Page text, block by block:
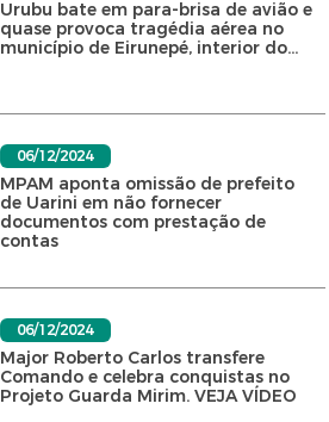
Urubu bate em para-brisa de avião e
quase provoca tragédia aérea no
município de Eirunepé, interior do...
06/12/2024
MPAM aponta omissão de prefeito
de Uarini em não fornecer
documentos com prestação de
contas
06/12/2024
Major Roberto Carlos transfere
Comando e celebra conquistas no
Projeto Guarda Mirim. VEJA VÍDEO